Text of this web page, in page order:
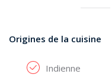
Origines de la cuisine
Indienne